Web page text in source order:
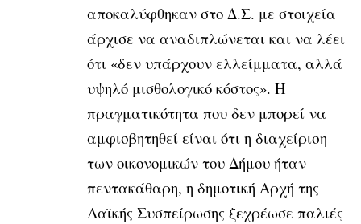
αποκαλύφθηκαν στο Δ.Σ. με στοιχεία
άρχισε να αναδιπλώνεται και να λέει
ότι «δεν υπάρχουν ελλείμματα, αλλά
υψηλό μισθολογικό κόστος». Η
πραγματικότητα που δεν μπορεί να
αμφισβητηθεί είναι ότι η διαχείριση
των οικονομικών του Δήμου ήταν
πεντακάθαρη, η δημοτική Αρχή της
Λαϊκής Συσπείρωσης ξεχρέωσε παλιές